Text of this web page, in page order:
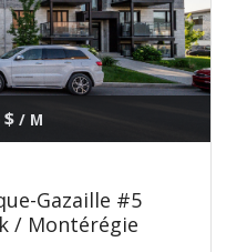
$/ M
Gazaille #5
/ Montérégie